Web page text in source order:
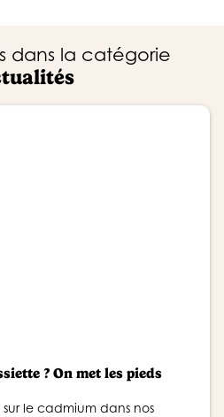
dans la catégorie
? On met les pieds
le cadmium dans nos